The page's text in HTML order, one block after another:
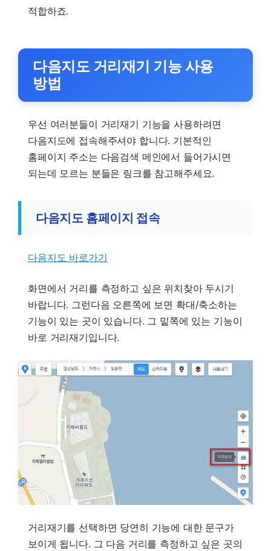
적합하죠.
다음지도 거리재기 기능 사용
방법
우선 여러분들이 거리재기 기능을 사용하려면
다음지도에 접속해주셔야 합니다. 기본적인
홈페이지 주소는 다음검색 메인에서 들어가시면
되는데 모르는 분들은 링크를 참고해주세요.
다음지도 홈페이지 접속
다음지도 바로가기
화면에서 거리를 측정하고 싶은 위치찾아 두시기
바랍니다. 그런다음 오른쪽에 보면 확대/축소하는
기능이 있는 곳이 있습니다. 그 밑쪽에 있는 기능이
바로 거리재기입니다.
거리재기를 선택하면 당연히 기능에 대한 문구가
보이게 됩니다. 그 다음 거리를 측정하고 싶은 곳의